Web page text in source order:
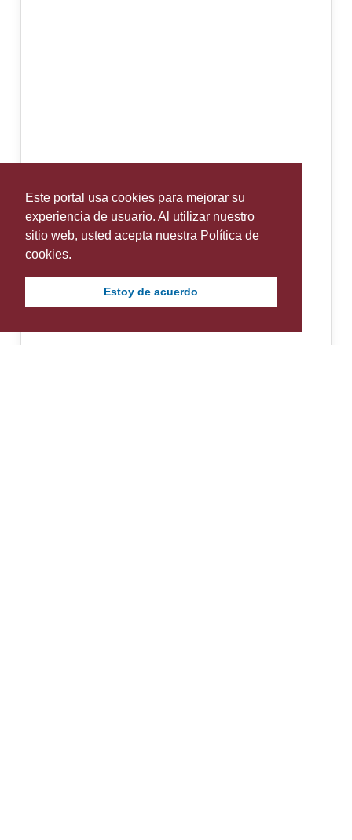
Este portal usa cookies para mejorar su
experiencia de usuario. Al utilizar nuestro
sitio web, usted acepta nuestra Política de
cookies.
Estoy de acuerdo